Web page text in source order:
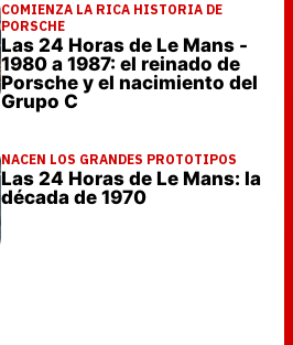
COMIENZA LA RICA HISTORIA DE
PORSCHE
Las 24 Horas de Le Mans -
1980 a 1987: el reinado de
Porsche y el nacimiento del
Grupo C
NACEN LOS GRANDES PROTOTIPOS
Las 24 Horas de Le Mans: la
década de 1970